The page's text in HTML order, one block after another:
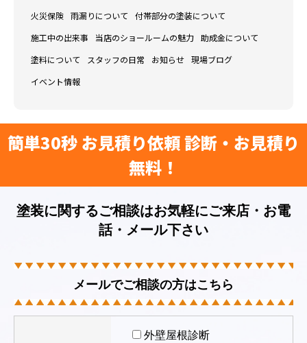
火災保険 雨漏りについて 付帯部分の塗装について
施工中の出来事 当店のショールームの魅力 助成金について
塗料について スタッフの日常 お知らせ 現場ブログ
イベント情報
簡単30秒 お見積り依頼 診断・お見積り
無料！
塗装に関するご相談はお気軽にご来店・お電
話・メール下さい
メールでご相談の方はこちら
外壁屋根診断